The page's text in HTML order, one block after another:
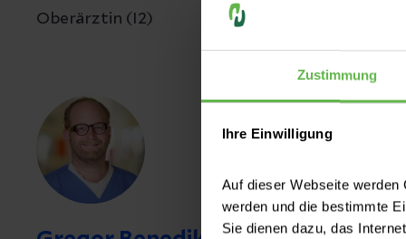
Zustimmung
Ihre Einwilligung
Auf dieser Webseite
werden und die bestimmte
Sie dienen dazu, das
Oberärztin (I2)